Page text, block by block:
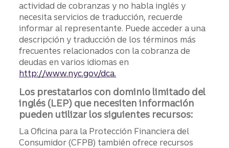
actividad de cobranzas y no habla inglés y
necesita servicios de traducción, recuerde
informar al representante. Puede acceder a una
descripción y traducción de los términos más
frecuentes relacionados con la cobranza de
deudas en varios idiomas en
http://www.nyc.gov/dca.
Los prestatarios con dominio limitado del
inglés (LEP) que necesiten información
pueden utilizar los siguientes recursos:
La Oficina para la Protección Financiera del
Consumidor (CFPB) también ofrece recursos